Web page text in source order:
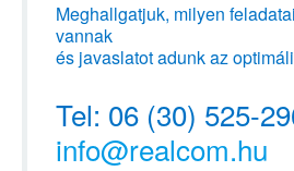
Meghallgatjuk, milyen
vannak
és javaslatot adunk az
Tel: 06 (30) 525-
info@realcom.hu